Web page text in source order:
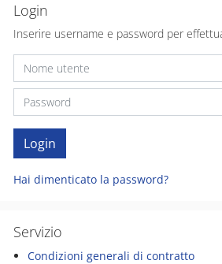
Login
Inserire username e password per
Hai dimenticato la password?
Servizio
Condizioni generali di contratto